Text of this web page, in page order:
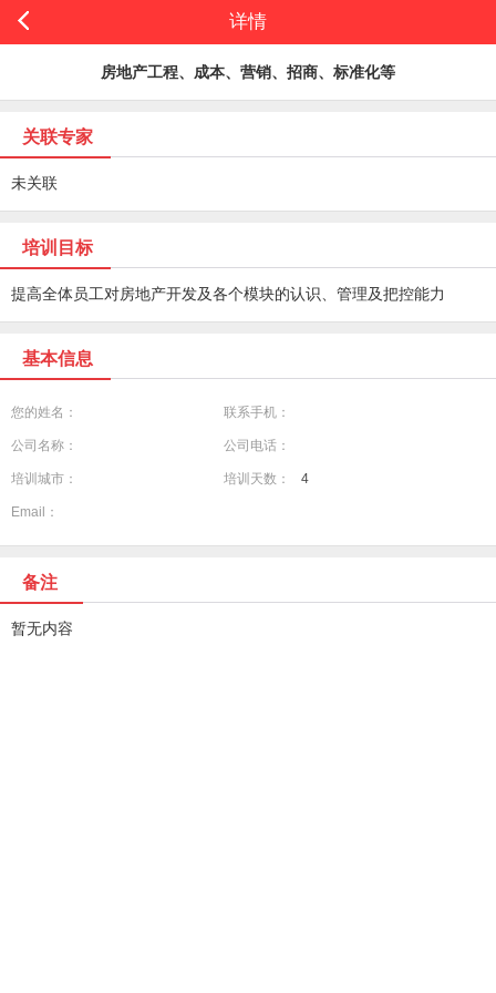
详情
房地产工程、成本、营销、招商、标准化等
关联专家
未关联
培训目标
提高全体员工对房地产开发及各个模块的认识、管理及把控能力
基本信息
您的姓名： 联系手机：
公司名称： 公司电话：
培训城市： 培训天数： 4
Email：
备注
暂无内容